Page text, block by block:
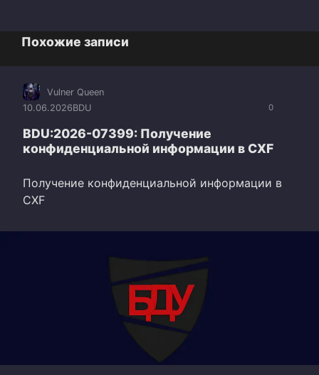
Похожие записи
0
Vulner Queen
10.06.2026BDU
BDU:2026-07399: Получение
конфиденциальной информации в CXF
Получение конфиденциальной информации в
CXF